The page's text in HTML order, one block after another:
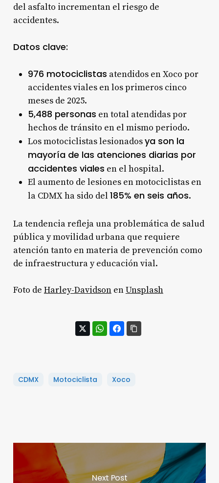
del asfalto incrementan el riesgo de
accidentes.
Datos clave:
976 motociclistas atendidos en Xoco por
accidentes viales en los primeros cinco
meses de 2025.
5,488 personas en total atendidas por
hechos de tránsito en el mismo periodo.
Los motociclistas lesionadosya son la
mayoría de las atenciones diarias por
accidentes viales en el hospital.
El aumento de lesiones en motociclistas en
la CDMX ha sido del185% en seis años.
La tendencia refleja una problemática de salud
pública y movilidad urbana que requiere
atención tanto en materia de prevención como
de infraestructura y educación vial.
Foto de Harley-DavidsonenUnsplash
CDMX Motociclista Xoco
Next Post